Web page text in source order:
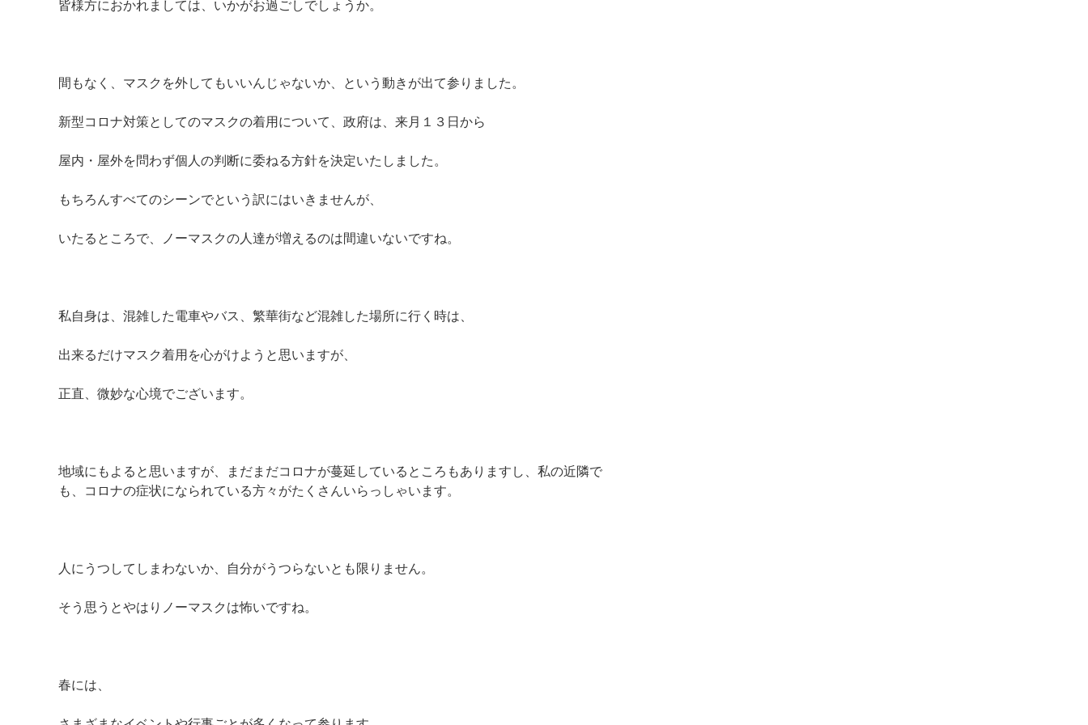
皆様方におかれましては、いかがお過ごしでしょうか。
間もなく、マスクを外してもいいんじゃないか、という動きが出て参りました。
新型コロナ対策としてのマスクの着用について、政府は、来月１３日から
屋内・屋外を問わず個人の判断に委ねる方針を決定いたしました。
もちろんすべてのシーンでという訳にはいきませんが、
いたるところで、ノーマスクの人達が増えるのは間違いないですね。
私自身は、混雑した電車やバス、繁華街など混雑した場所に行く時は、
出来るだけマスク着用を心がけようと思いますが、
正直、微妙な心境でございます。
地域にもよると思いますが、まだまだコロナが蔓延しているところもありますし、私の近隣で
も、コロナの症状になられている方々がたくさんいらっしゃいます。
人にうつしてしまわないか、自分がうつらないとも限りません。
そう思うとやはりノーマスクは怖いですね。
春には、